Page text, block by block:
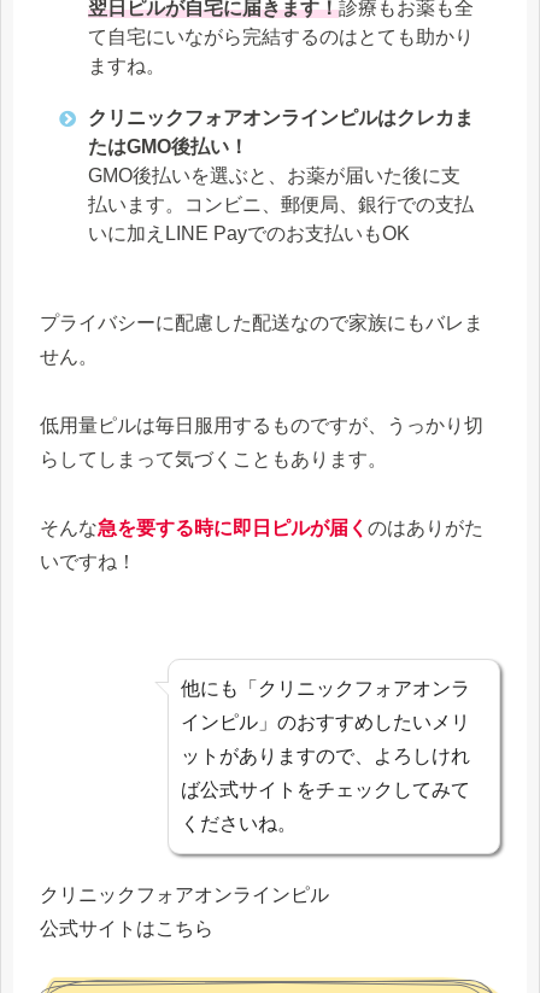
翌日ピルが自宅に届きます！診療もお薬も全
て自宅にいながら完結するのはとても助かり
ますね。
クリニックフォアオンラインピルはクレカま
たはGMO後払い！
GMO後払いを選ぶと、お薬が届いた後に支
払います。コンビニ、郵便局、銀行での支払
いに加えLINE Payでのお支払いもOK
プライバシーに配慮した配送なので家族にもバレま
せん。
低用量ピルは毎日服用するものですが、うっかり切
らしてしまって気づくこともあります。
そんな急を要する時に即日ピルが届く のはありがた
いですね！
他にも「クリニックフォアオンラ
インピル」のおすすめしたいメリ
ットがありますので、よろしけれ
ば公式サイトをチェックしてみて
くださいね。
クリニックフォアオンラインピル
公式サイトはこちら